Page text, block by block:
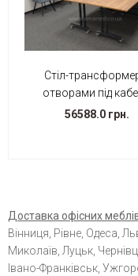
Стіл-
отворами під
56588.0 грн.
Доставка офісних меблів
Вінниця, Рівне, Одеса,
Миколаїв, Луцьк,
Івано-Франківськ,